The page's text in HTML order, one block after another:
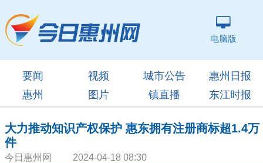
电脑版
要闻 视频 城市公告
惠州日报
惠州
图片 镇直播 东江时报
大力推动知识产权保护 惠东拥有注册商标超1.4万
件
今日惠州网 2024-04-18 08:30